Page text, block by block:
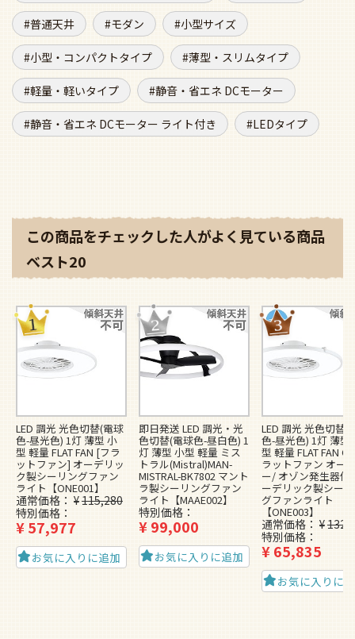
普通天井 モダン 小型サイズ
小型・コンパクトタイプ 薄型・スリムタイプ
軽量・軽いタイプ 静音・省エネ DCモーター
静音・省エネ DCモーター ライト付き LEDタイプ
この商品をチェックした人がよく見ている商品
ベスト20
LED 調光 光色切替(電球
色-昼光色) 1灯 薄型 小
型 軽量 FLAT FAN [フラ
ットファン] オーデリッ
ク製シーリングファン
ライト【ONE001】
通常価格 ¥115,280
特別価格
¥57,977
お気に入りに追加
即日発送 LED 調光・光
色切替(電球色-昼白色) 1
灯 薄型 小型 軽量 ミス
トラル(Mistral)MAN-
MISTRAL-BK7802 マント
ラ製シーリングファン
ライト【MAAE002】
特別価格
¥99,000
お気に入りに追加
LED 調光 光色切替(
色-昼光色) 1灯 薄型
型 軽量 FLAT FAN
ラットファン オー
ー/ オゾン発生器付
ーデリック製シー
グファンライト
【ONE003】
通常価格 ¥
特別価格
¥65,835
お気に入りに